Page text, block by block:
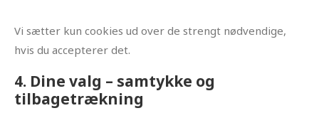
Vi sætter kun cookies ud over de strengt nødvendige,
hvis du accepterer det.
4. Dine valg – samtykke og
tilbagetrækning